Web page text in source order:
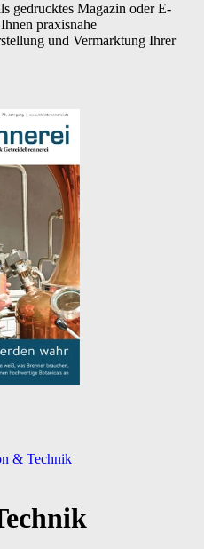
gedrucktes Magazin oder E-
praxisnahe
und Vermarktung Ihrer
& Technik